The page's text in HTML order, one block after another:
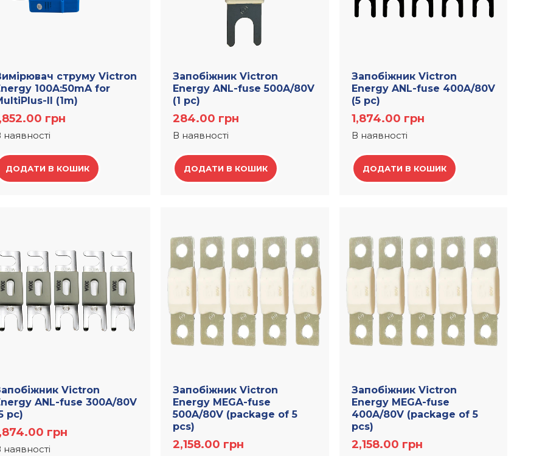
струму Victron
100A:50mA for
II (1m)
грн
наявності
ДОДАТИ В КОШИК
Запобіжник Victron
Energy ANL-fuse 500A/80V
(1 pc)
284.00 грн
В наявності
ДОДАТИ В КОШИК
Запобіжник Victron
Energy ANL-fuse 400A/80V
(5 pc)
1,874.00 грн
В наявності
ДОДАТИ В КОШИК
Victron
ANL-fuse 300A/80V
pc)
грн
наявності
Запобіжник Victron
Energy MEGA-fuse
500A/80V (package of 5
pcs)
2,158.00 грн
Запобіжник Victron
Energy MEGA-fuse
400A/80V (package of 5
pcs)
2,158.00 грн